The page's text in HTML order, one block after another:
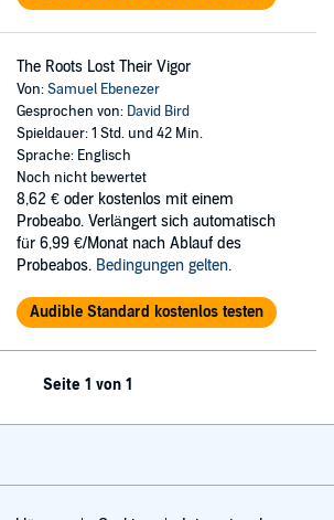
The Roots Lost Their Vigor
Von:Samuel Ebenezer
Gesprochen von: David Bird
Spieldauer: 1 Std. und 42 Min.
Sprache: Englisch
Noch nicht bewertet
8,62 € oder kostenlos mit einem
Probeabo. Verlängert sich automatisch
für 6,99 €/Monat nach Ablauf des
Probeabos. Bedingungen gelten.
Audible Standard kostenlos testen
Seite 1 von 1